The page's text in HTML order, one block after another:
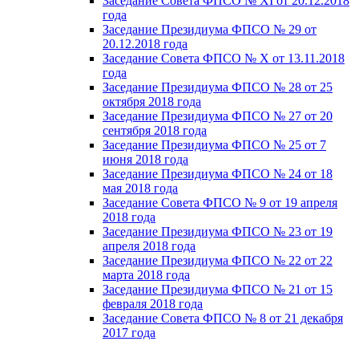
года
Заседание Президиума ФПСО № 29 от
20.12.2018 года
Заседание Совета ФПСО № X от 13.11.2018
года
Заседание Президиума ФПСО № 28 от 25
октября 2018 года
Заседание Президиума ФПСО № 27 от 20
сентября 2018 года
Заседание Президиума ФПСО № 25 от 7
июня 2018 года
Заседание Президиума ФПСО № 24 от 18
мая 2018 года
Заседание Совета ФПСО № 9 от 19 апреля
2018 года
Заседание Президиума ФПСО № 23 от 19
апреля 2018 года
Заседание Президиума ФПСО № 22 от 22
марта 2018 года
Заседание Президиума ФПСО № 21 от 15
февраля 2018 года
Заседание Совета ФПСО № 8 от 21 декабря
2017 года